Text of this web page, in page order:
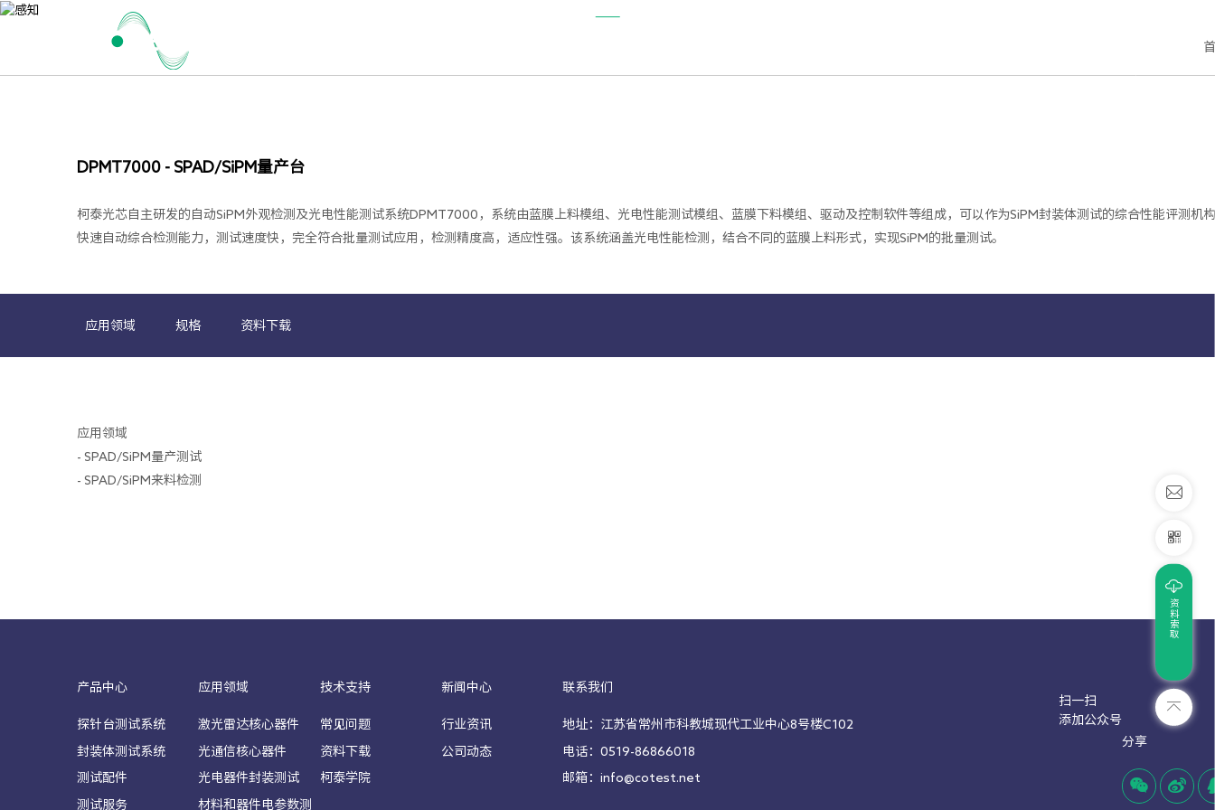
DPMT7000 - SPAD/SiPM量产台
柯泰光芯自主研发的自动SiPM外观检测及光电性能测试系统DPMT7000，系统由蓝膜上料模组、光电性能测试模组、蓝膜下料模组、驱动及控制软件等组成，可以作为SiPM封装体测试的综合性能评测机
快速自动综合检测能力，测试速度快，完全符合批量测试应用，检测精度高，适应性强。该系统涵盖光电性能检测，结合不同的蓝膜上料形式，实现SiPM的批量测试。
应用领域 规格 资料下载
应用领域
- SPAD/SiPM量产测试
- SPAD/SiPM来料检测
资料索取
产品中心
探针台测试系统
封装体测试系统
测试配件
测试服务
应用领域
激光雷达核心器件
光通信核心器件
光电器件封装测试
材料和器件电参数测
技术支持
常见问题
资料下载
柯泰学院
新闻中心
行业资讯
公司动态
联系我们
地址：江苏省常州市科教城现代工业中心8号楼C102
电话：0519-86866018
邮箱：info@cotest.net
扫一扫
添加公众号
分享